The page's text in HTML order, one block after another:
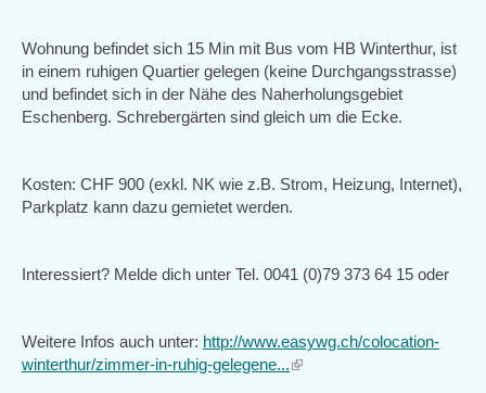
Wohnung befindet sich 15 Min mit Bus vom HB Winterthur, ist
in einem ruhigen Quartier gelegen (keine Durchgangsstrasse)
und befindet sich in der Nähe des Naherholungsgebiet
Eschenberg. Schrebergärten sind gleich um die Ecke.
Kosten: CHF 900 (exkl. NK wie z.B. Strom, Heizung, Internet),
Parkplatz kann dazu gemietet werden.
Interessiert? Melde dich unter Tel. 0041 (0)79 373 64 15 oder
Weitere Infos auch unter: http://www.easywg.ch/colocation-
winterthur/zimmer-in-ruhig-gelegene...(link